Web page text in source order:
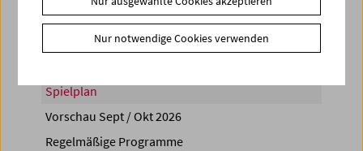
Spielplan
Vorschau Sept / Okt 2026
Regelmäßige Programme
Nur notwendige Cookies verwenden